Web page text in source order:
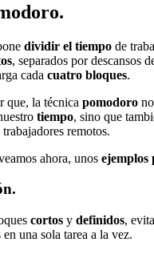
dividir el tiempo de
, separados por descansos
cada cuatro bloques.
que, la técnica pomodoro
tiempo, sino que
remotos.
ahora, unos ejemplos
cortos y definidos,
una sola tarea a la vez.